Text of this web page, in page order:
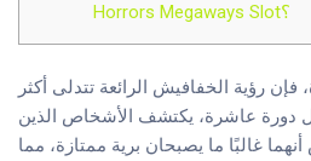
Horrors Megaways Slot؟
رؤية الخفافيش الرائعة تتدلى أكثر
دورة عاشرة، يكتشف الأشخاص الذين
غالبًا ما يصبحان برية ممتازة، مما